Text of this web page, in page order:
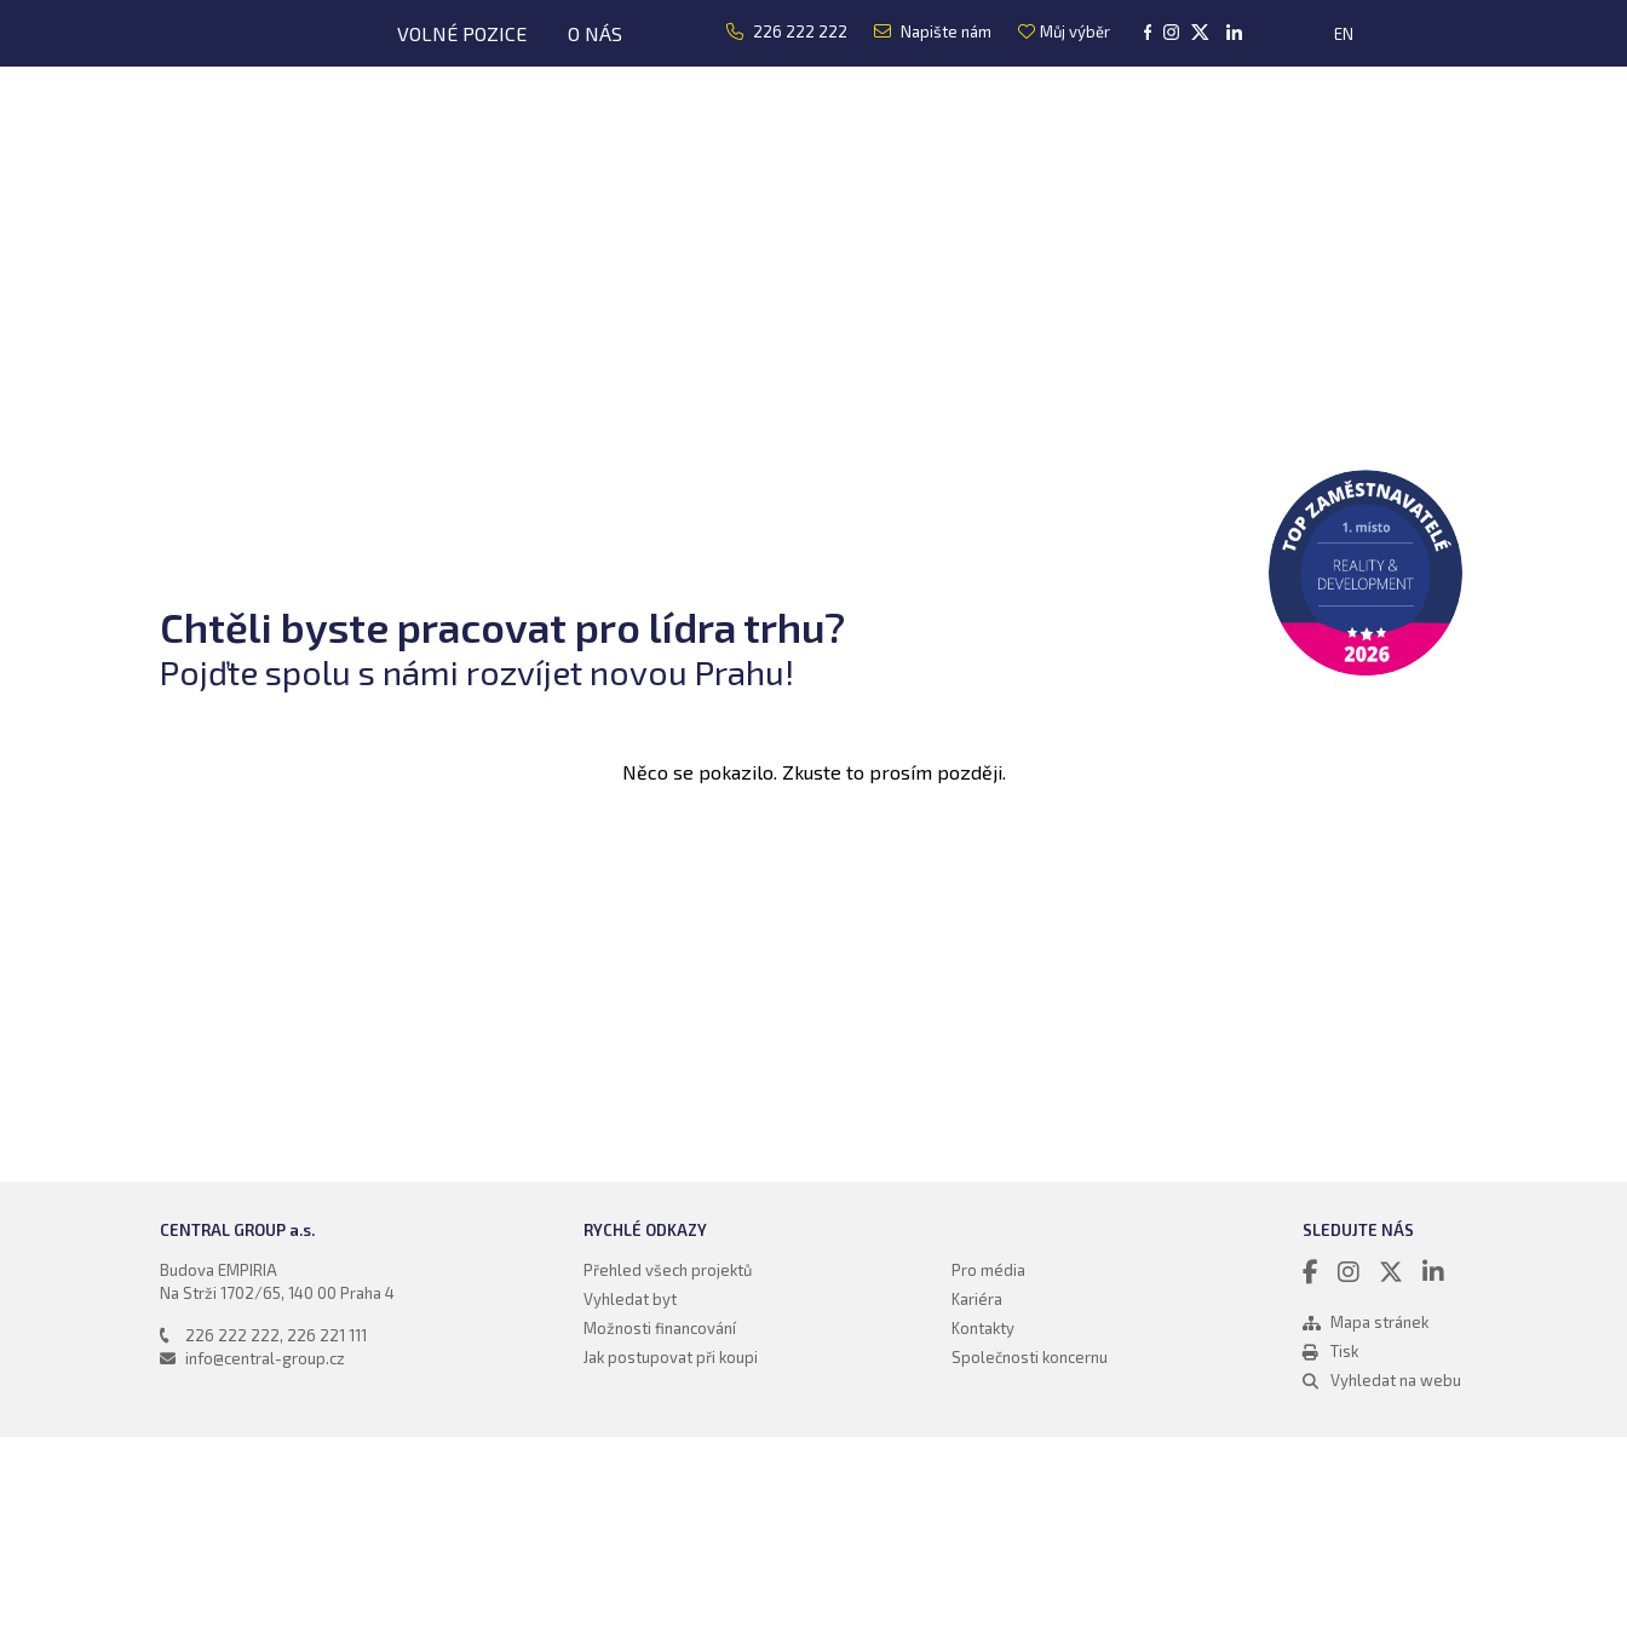
VOLNÉ POZICE O NÁS 226 222 222 napište nám Můj výběr EN
Chtěli byste pracovat pro lídra trhu?
Pojďte spolu s námi rozvíjet novou Prahu!
Něco se pokazilo. Zkuste to prosím později.
CENTRAL GROUP a.s.
Budova EMPIRIA
Na Strži 1702/65, 140 00 Praha 4
226 222 222, 226 221 111
info@central-group.cz
RYCHLÉ ODKAZY
Přehled všech projektů
Vyhledat byt
Možnosti financování
Jak postupovat při koupi
Pro média
Kariéra
Kontakty
Společnosti koncernu
SLEDUJTE NÁS
Mapa stránek
Tisk
Vyhledat na webu